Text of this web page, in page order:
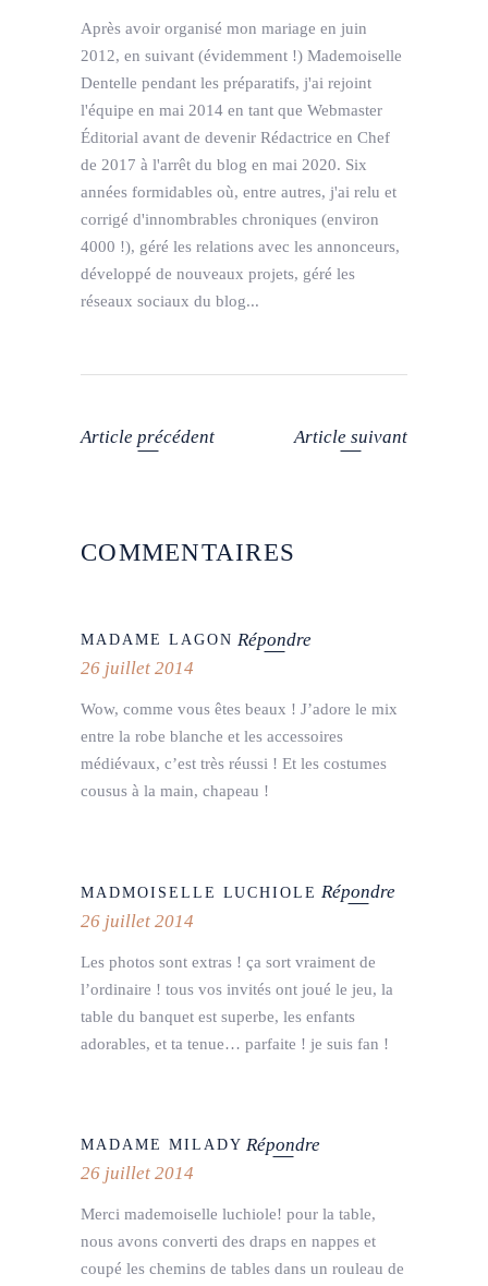
Après avoir organisé mon mariage en juin
2012, en suivant (évidemment !) Mademoiselle
Dentelle pendant les préparatifs, j'ai rejoint
l'équipe en mai 2014 en tant que Webmaster
Éditorial avant de devenir Rédactrice en Chef
de 2017 à l'arrêt du blog en mai 2020. Six
années formidables où, entre autres, j'ai relu et
corrigé d'innombrables chroniques (environ
4000 !), géré les relations avec les annonceurs,
développé de nouveaux projets, géré les
réseaux sociaux du blog...
Article précédent Article suivant
COMMENTAIRES
MADAME LAGON Répondre
26 juillet 2014
Wow, comme vous êtes beaux ! J’adore le mix
entre la robe blanche et les accessoires
médiévaux, c’est très réussi ! Et les costumes
cousus à la main, chapeau !
MADMOISELLE LUCHIOLE Répondre
26 juillet 2014
Les photos sont extras ! ça sort vraiment de
l’ordinaire ! tous vos invités ont joué le jeu, la
table du banquet est superbe, les enfants
adorables, et ta tenue… parfaite ! je suis fan !
MADAME MILADY Répondre
26 juillet 2014
Merci mademoiselle luchiole! pour la table,
nous avons converti des draps en nappes et
coupé les chemins de tables dans un rouleau de